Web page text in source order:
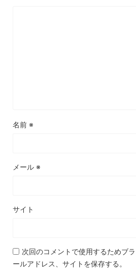
名前 ※
メール ※
サイト
次回のコメントで使用するためブ
ールアドレス、サイトを保存する。